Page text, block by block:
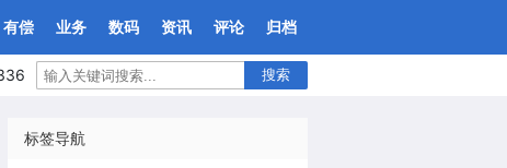
有偿 业务 数码 资讯 评论 归档
搜索
标签导航